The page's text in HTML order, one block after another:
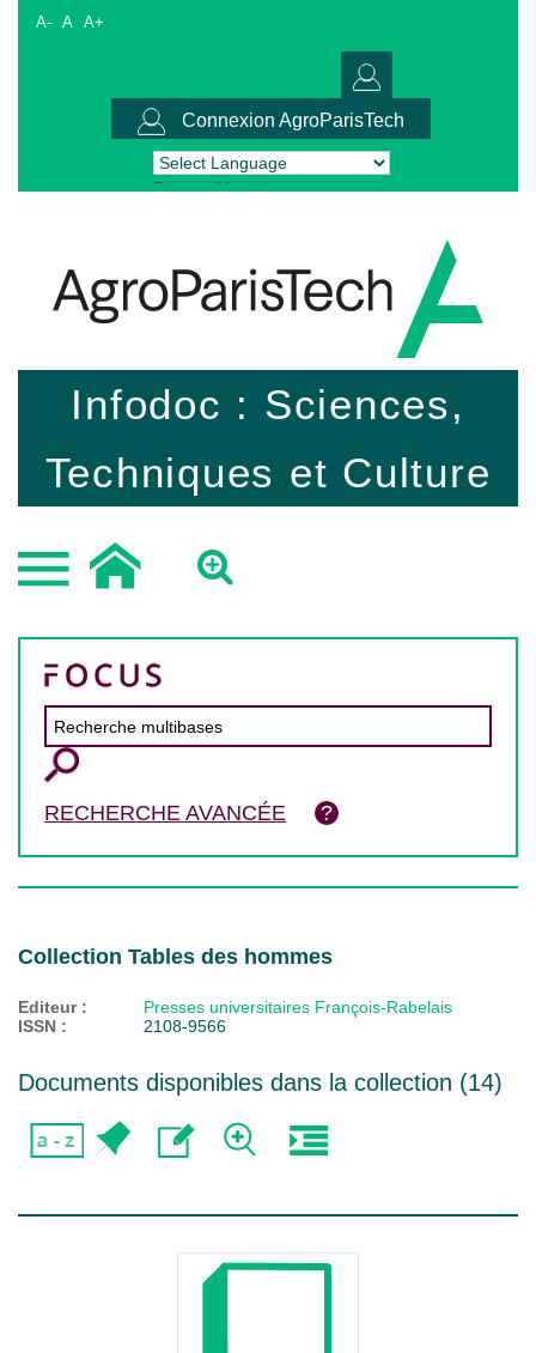
A- A A+
Connexion AgroParisTech
Powered by Translate
Infodoc : Sciences,
Techniques et Culture
RECHERCHE AVANCÉE
Collection Tables des hommes
Editeur :
Presses universitaires François-Rabelais
ISSN :
2108-9566
Documents disponibles dans la collection (14)